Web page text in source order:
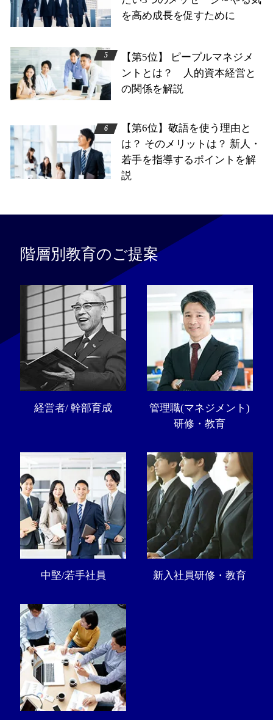
を高め成長を促すために
【第5位】 ピープルマネジメ
ントとは？ 人的資本経営と
の関係を解説
【第6位】敬語を使う理由と
は？ そのメリットは？ 新人・
若手を指導するポイントを解
説
階層別教育のご提案
経営者/ 幹部育成
管理職(マネジメント)
研修・教育
中堅/若手社員 新入社員研修・教育